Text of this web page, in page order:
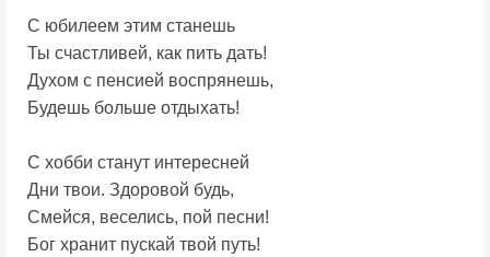
С юбилеем этим станешь
Ты счастливей, как пить дать!
Духом с пенсией воспрянешь,
Будешь больше отдыхать!
С хобби станут интересней
Дни твои. Здоровой будь,
Смейся, веселись, пой песни!
Бог хранит пускай твой путь!